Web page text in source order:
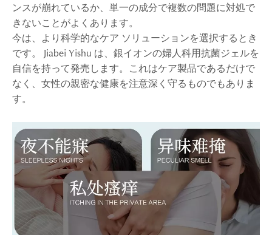
ンスが崩れているか、単一の成分で複数の問題に対処で
きないことがよくあります。
今は、より科学的なケア ソリューションを選択するとき
です。 Jiabei Yishu は、銀イオンの婦人科用抗菌ジェルを
自信を持って発売します。これはケア製品であるだけで
なく、女性の親密な健康を注意深く守るものでもありま
す。